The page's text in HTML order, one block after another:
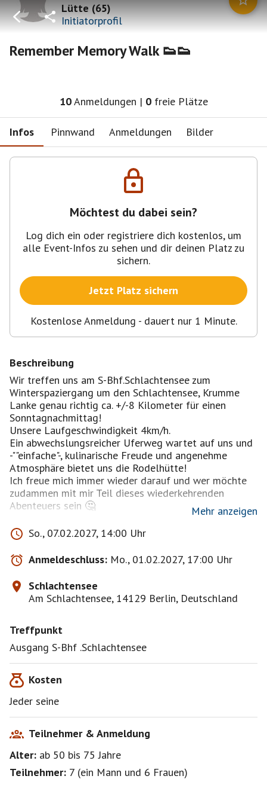
Lütte(65)
Initiatorprofil
Remember Memory Walk 👟👟
10Anmeldungen | 0 freie Plätze
Infos Pinnwand Anmeldungen Bilder
Möchtest du dabei sein?
Log dich ein oder registriere dich kostenlos, um
alle Event-Infos zu sehen und dir deinen Platz zu
sichern.
Jetzt Platz sichern
Kostenlose Anmeldung - dauert nur 1 Minute.
Beschreibung
Wir treffen uns am S-Bhf.Schlachtensee zum
Winterspaziergang um den Schlachtensee, Krumme
Lanke genau richtig ca. +/-8 Kilometer für einen
Sonntagnachmittag!
Unsere Laufgeschwindigkeit 4km/h.
Ein abwechslungsreicher Uferweg wartet auf uns und
-""einfache"-, kulinarische Freude und angenehme
Atmosphäre bietet uns die Rodelhütte!
Ich freue mich immer wieder darauf und wer möchte
zudammen mit mir Teil dieses wiederkehrenden
Abenteuers sein 🤔
Rückfahrt U-Bhf. Onkel Toms Hütte ca.
10- 15 Minuten von der Rodelhütte entfernt!
Die Anmeldung der Reihenfolge ist ohne
Bedeutung!
Hoffen wir auf einen gut gelauten Himmelswächter,
bei Glätte sage ich das Event ab bzw. verschiebe es!
Zeit und bleibt gesund,
LG Marion
Mehr anzeigen
So., 07.02.2027, 14:00 Uhr
Anmeldeschluss: Mo., 01.02.2027, 17:00 Uhr
Schlachtensee
Am Schlachtensee, 14129 Berlin, Deutschland
Treffpunkt
Ausgang S-Bhf .Schlachtensee
Kosten
Jeder seine
Teilnehmer & Anmeldung
Alter: ab 50 bis 75Jahre
Teilnehmer: 7 (ein Mann und 6 Frauen)